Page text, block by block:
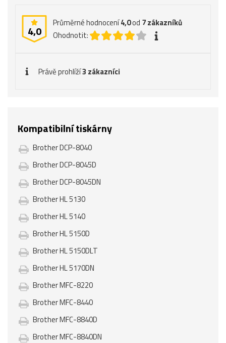
4,0
Průměrné hodnocení4,0od 7zákazníků
Ohodnotit:
Právě prohlíží3 zákazníci
Kompatibilní tiskárny
Brother DCP-8040
Brother DCP-8045D
Brother DCP-8045DN
Brother HL 5130
Brother HL 5140
Brother HL 5150D
Brother HL 5150DLT
Brother HL 5170DN
Brother MFC-8220
Brother MFC-8440
Brother MFC-8840D
Brother MFC-8840DN